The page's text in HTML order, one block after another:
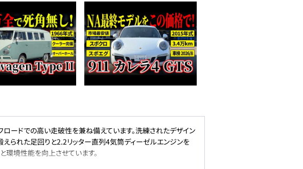
ードでの高い走破性を兼ね備えています。洗練されたデザイン
えられた足回りと2.2リッター直列4気筒ディーゼルエンジンを
環境性能を向上させています。